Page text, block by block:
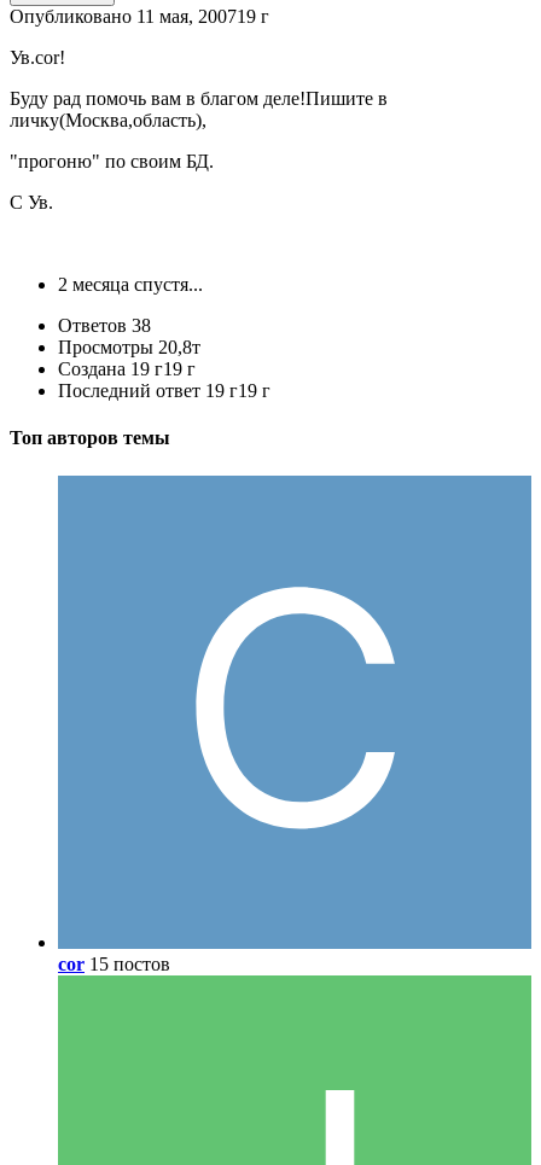
Опубликовано 11 мая, 200719 г
Ув.cor!
Буду рад помочь вам в благом деле!Пишите в
личку(Москва,область),
"прогоню" по своим БД.
С Ув.
2 месяца спустя...
Ответов 38
Просмотры 20,8т
Создана 19 г19 г
Последний ответ 19 г19 г
Топ авторов темы
cor 15 постов